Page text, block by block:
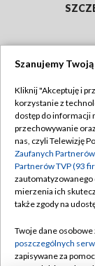
Abonament
Emisja w TVP
Centrum
Naziemna
Rada
Szanujemy
Kliknij "Akceptuję i
korzystanie z
dostęp do informacji
przechowywanie
nas, czyli Telewizję
Zaufanych
Partnerów TVP (93
zautomatyzowanego
mierzenia ich
także zgody na
Twoje dane
poszczególnych
zapisywane za